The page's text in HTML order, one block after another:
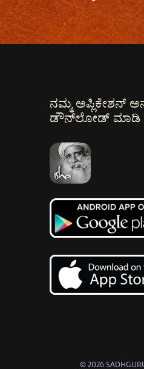
ನಮ್ಮ ಅಪ್ಲಿಕೇಶನ್
ಡೌನ್‌ಲೋಡ್ ಮಾಡಿ
© 2026